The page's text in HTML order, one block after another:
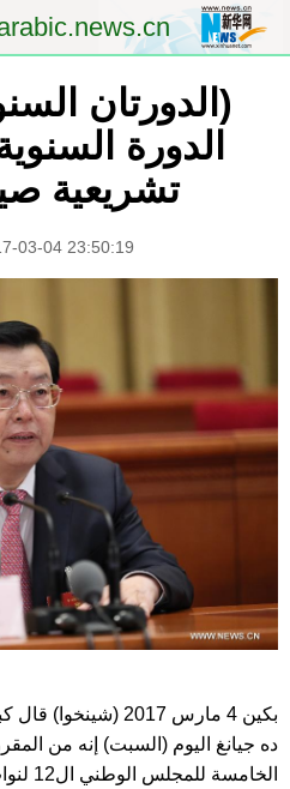
الصفحة الأولى
العالم
الصين والعالم العربي
الثقافة والتعليم
الصور
(الدورتان
الدورة
تشريعية
03-04 23:50:19
بكين 4 مارس 2017
ده جيانغ اليوم (السبت) إنه من